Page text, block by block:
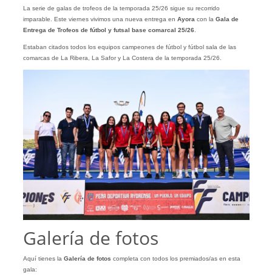
La serie de galas de trofeos de la temporada 25/26 sigue su recorrido
imparable. Este viernes vivimos una nueva entrega en Ayora con la Gala de
Entrega de Trofeos de fútbol y futsal base comarcal 25/26
Estaban citados todos los equipos campeones de fútbol y fútbol sala de las
comarcas de La Ribera, La Safor y La Costera de la temporada 25/26.
Galería de fotos
Aquí tienes la Galería de fotos completa con todos los premiados/as en esta
gala: